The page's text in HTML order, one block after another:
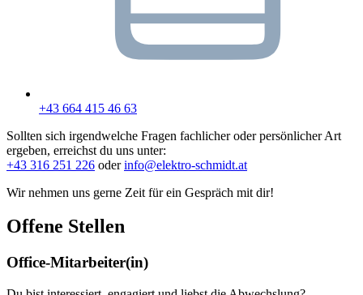
+43 664 415 46 63
Sollten sich irgendwelche Fragen fachlicher oder persönlicher Art
ergeben, erreichst du uns unter:
+43 316 251 226 oderinfo@elektro-schmidt.at
Wir nehmen uns gerne Zeit für ein Gespräch mit dir!
Offene Stellen
Office-Mitarbeiter(in)